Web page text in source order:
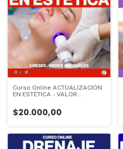
Curso Online ACTUALIZACIÓN
EN ESTÉTICA - VALOR
ESPECIALIZACIÓN - 2 meses -
Valor Inscripción:
$20.000,00